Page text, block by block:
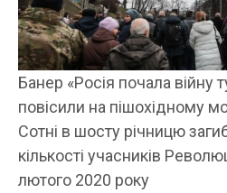
Банер «Росія почала війну
повісили на пішохідному
Сотні в шосту річницю
кількості учасників
лютого 2020 року